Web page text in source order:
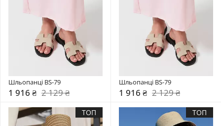
Шльопанці BS-79
1 916 ₴ 2 129 ₴
Шльопанці BS-79
1 916 ₴ 2 129 ₴
ТОП ТОП